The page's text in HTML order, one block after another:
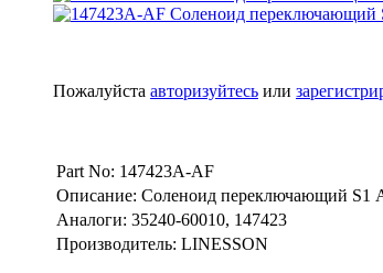
Пожалуйста авторизуйтесь или
Part No: 147423A-AF
Описание: Соленоид переключающий
Аналоги: 35240-60010, 147423
Производитель: LINESSON